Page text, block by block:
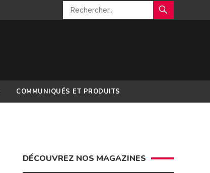
COMMUNIQUÉS ET PRODUITS
DÉCOUVREZ NOS MAGAZINES